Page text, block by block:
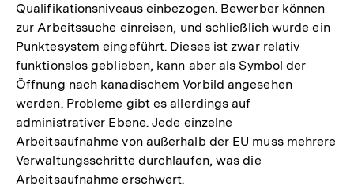
Fußnote
Qualifikationsniveaus einbezogen. Bewerber können
zur Arbeitssuche einreisen, und schließlich wurde ein
Punktesystem eingeführt. Dieses ist zwar relativ
funktionslos geblieben, kann aber als Symbol der
Öffnung nach kanadischem Vorbild angesehen
werden. Probleme gibt es allerdings auf
administrativer Ebene. Jede einzelne
Arbeitsaufnahme von außerhalb der EU muss mehrere
Verwaltungsschritte durchlaufen, was die
Arbeitsaufnahme erschwert.